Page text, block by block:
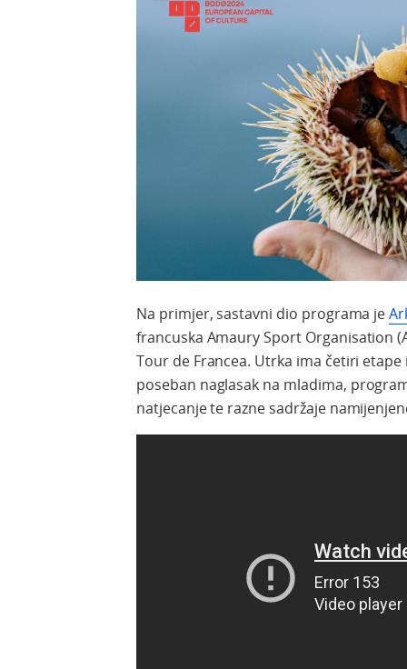
Na primjer, sastavni dio programa je
francuska Amaury Sport Organisation
Tour de Francea. Utrka ima četiri etape
poseban naglasak na mladima,
natjecanje te razne sadržaje